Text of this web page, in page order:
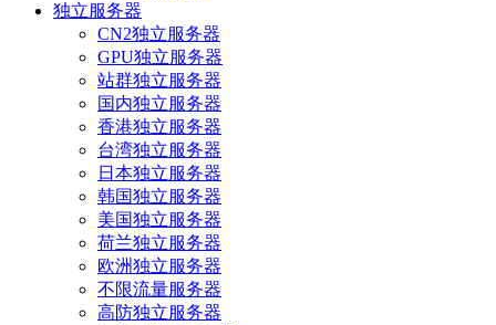
独立服务器
CN2独立服务器
GPU独立服务器
站群独立服务器
国内独立服务器
香港独立服务器
台湾独立服务器
日本独立服务器
韩国独立服务器
美国独立服务器
荷兰独立服务器
欧洲独立服务器
不限流量服务器
高防独立服务器